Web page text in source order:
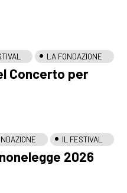
LA FONDAZIONE
Concerto per
IL FESTIVAL
2026